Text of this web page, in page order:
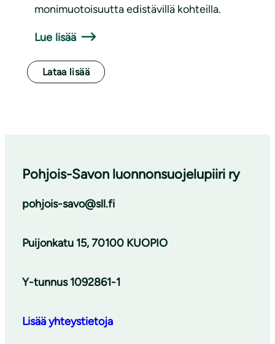
monimuotoisuutta edistävillä kohteilla.
Lue lisää
Lataa lisää
Pohjois-Savon luonnon­suojelu­piiri ry
pohjois-savo@sll.fi
Puijonkatu 15, 70100 KUOPIO
Y-tunnus 1092861-1
Lisää yhteystietoja